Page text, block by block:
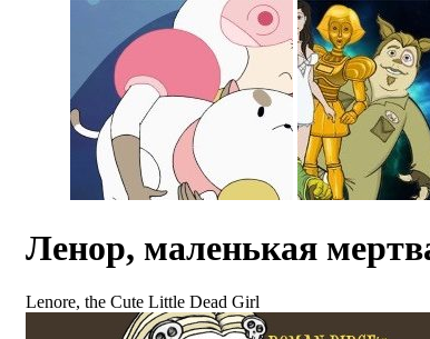
Ленор, маленькая
Lenore, the Cute Little Dead Girl